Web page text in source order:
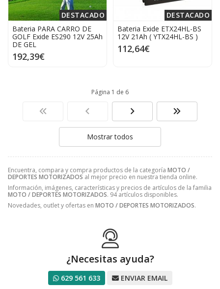
Encuentra, compara y compra productos de la categoría MOTO /
DEPORTES MOTORIZADOS al mejor precio en nuestra tienda online.
Información, imágenes, características y precios de artículos de la familia
MOTO / DEPORTES MOTORIZADOS. 94 artículos disponibles.
Novedades, outlet y ofertas en MOTO / DEPORTES MOTORIZADOS.
DESTACADO
Bateria PARA CARRO DE
GOLF Exide ES290 12V 25Ah
DE GEL
192,39€
DESTACADO
Bateria Exide ETX24HL-BS
12V 21Ah ( YTX24HL-BS )
112,64€
Página 1 de 6
Mostrar todos
¿Necesitas ayuda?
629 561 633 ENVIAR EMAIL